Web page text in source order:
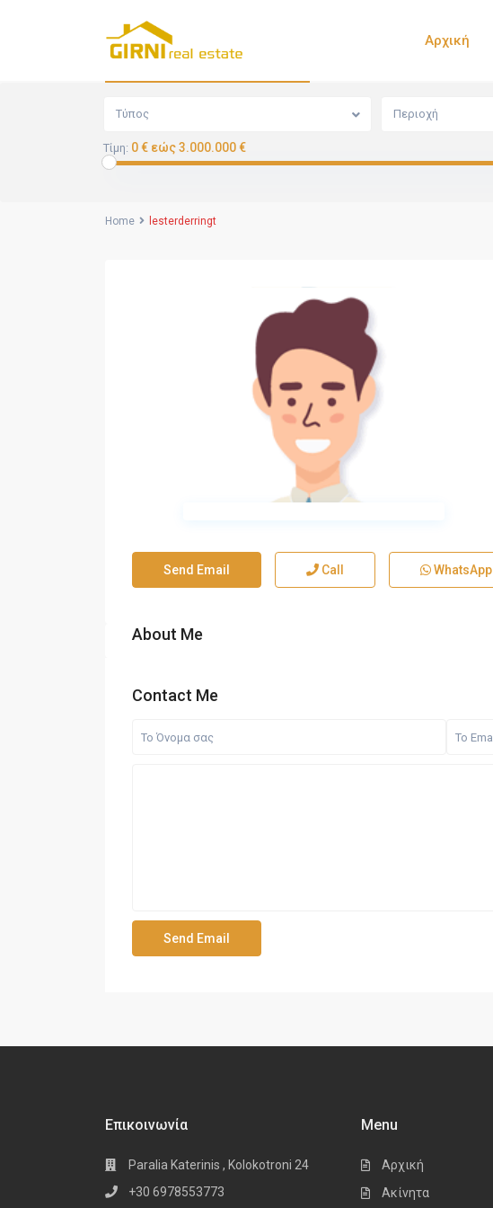
Αρχική
Τύπος Περιοχή
Τίμη: 0 € εώς 3.000.000 €
Home lesterderringt
Send Email Call WhatsApp
About Me
Contact Me
Επικοινωνία
Paralia Katerinis , Kolokotroni 24
+30 6978553773
Menu
Αρχική
Ακίνητα